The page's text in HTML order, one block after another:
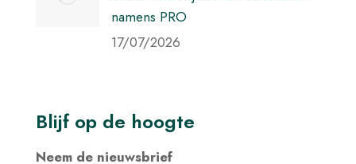
namens PRO
17/07/2026
Blijf op de hoogte
Neem de nieuwsbrief